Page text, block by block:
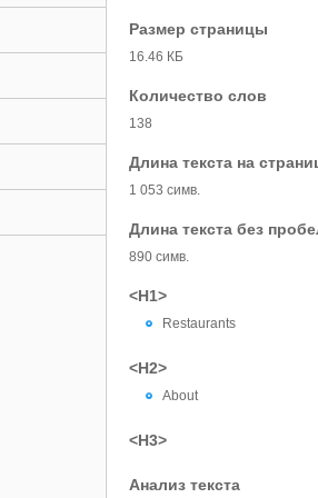
Размер страницы
16.46 КБ
Количество слов
138
Длина текста на
1 053 симв.
Длина текста без
890 симв.
<H1>
Restaurants
<H2>
About
<H3>
Анализ текста